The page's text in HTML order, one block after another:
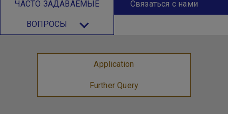
ЧАСТО ЗАДАВАЕМЫЕ
ВОПРОСЫ
Связаться с нами
Application
Further Query